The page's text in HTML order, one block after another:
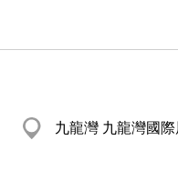
九龍灣 九龍灣國